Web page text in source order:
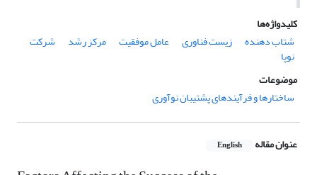
کلیدواژه‌ها
شتاب دهنده
زیست فناوری عامل موفقیت مرکز رشد شرکت
نوپا
موضوعات
ساختارها و فرآیندهای پشتیبان نوآوری
عنوان مقاله English